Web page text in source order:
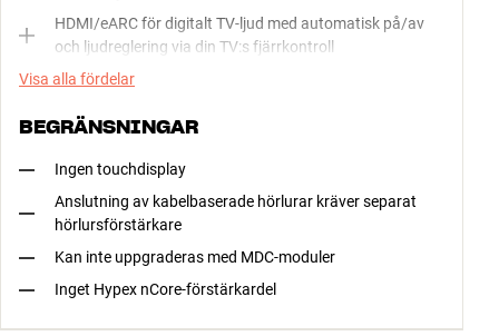
HDMI/eARC för digitalt TV-ljud med automatisk på/av
och ljudreglering via din TV:s fjärrkontroll
Visa alla fördelar
BEGRÄNSNINGAR
Ingen touchdisplay
Anslutning av kabelbaserade hörlurar kräver separat
hörlursförstärkare
Kan inte uppgraderas med MDC-moduler
Inget Hypex nCore-förstärkardel